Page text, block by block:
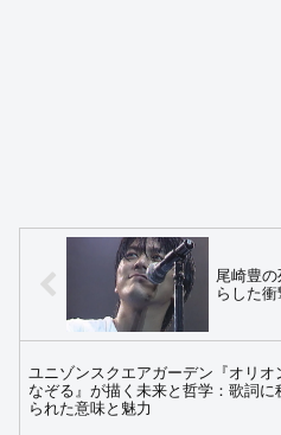
尾崎豊
らした
ユニゾンスクエアガーデン『オリオ
なぞる』が描く未来と哲学：歌詞に
られた意味と魅力